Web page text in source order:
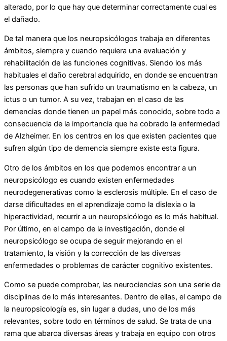
alterado, por lo que hay que determinar correctamente cual es
el dañado.
De tal manera que los neuropsicólogos trabaja en diferentes
ámbitos, siempre y cuando requiera una evaluación y
rehabilitación de las funciones cognitivas. Siendo los más
habituales el daño cerebral adquirido, en donde se encuentran
las personas que han sufrido un traumatismo en la cabeza, un
ictus o un tumor. A su vez, trabajan en el caso de las
demencias donde tienen un papel más conocido, sobre todo a
consecuencia de la importancia que ha cobrado la enfermedad
de Alzheimer. En los centros en los que existen pacientes que
sufren algún tipo de demencia siempre existe esta figura.
Otro de los ámbitos en los que podemos encontrar a un
neuropsicólogo es cuando existen enfermedades
neurodegenerativas como la esclerosis múltiple. En el caso de
darse dificultades en el aprendizaje como la dislexia o la
hiperactividad, recurrir a un neuropsicólogo es lo más habitual.
Por último, en el campo de la investigación, donde el
neuropsicólogo se ocupa de seguir mejorando en el
tratamiento, la visión y la corrección de las diversas
enfermedades o problemas de carácter cognitivo existentes.
Como se puede comprobar, las neurociencias son una serie de
disciplinas de lo más interesantes. Dentro de ellas, el campo de
la neuropsicología es, sin lugar a dudas, uno de los más
relevantes, sobre todo en términos de salud. Se trata de una
rama que abarca diversas áreas y trabaja en equipo con otros